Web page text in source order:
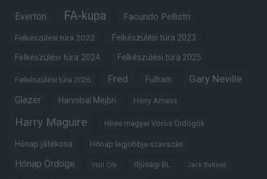
Everton FA-kupa Facundo Pellistri
Felkészülési túra 2022 Felkészülési túra 2023
Felkészülési túra 2024 Felkészülési túra 2025
Felkészülési túra 2026 Fred Fulham Gary Neville
Glazer Hannibal Mejbri Harry Amass
Harry Maguire Híres magyar Vörös Ördögök
Hónap játékosa Hónap legjobbja szavazás
Hónap Ördöge Hull City Ifjúsági BL Jack Butland